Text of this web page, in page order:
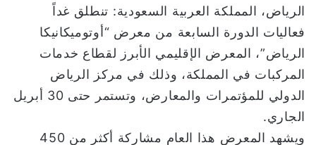
ن
ي
ا
الرياض، المملكة العربية السعودية: تنطلق غداً
فعاليات الدورة السابعة من معرض “أوتوميكانيكا
الرياض”، المعرض الإقليمي الأبرز لقطاع خدمات
المركبات في المملكة، وذلك في مركز الرياض
الدولي للمؤتمرات والمعارض، وتستمر حتى 30 أبريل
الجاري.
ويشهد المعرض هذا العام مشاركة أكثر من 450